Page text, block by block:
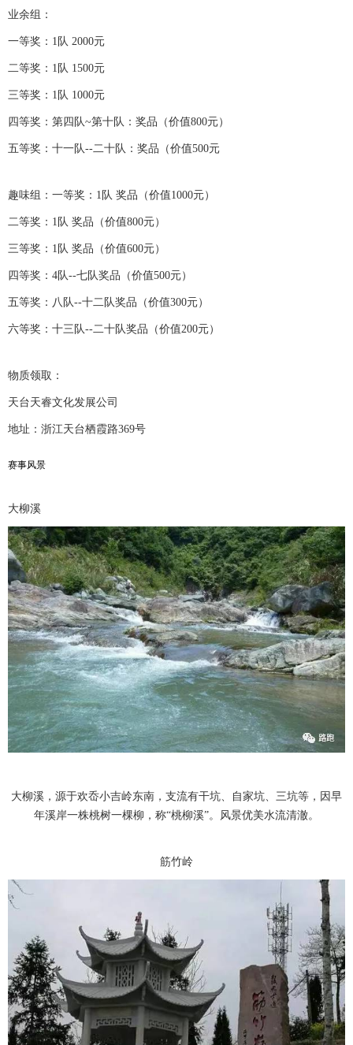
业余组：
一等奖：1队 2000元
二等奖：1队 1500元
三等奖：1队 1000元
四等奖：第四队~第十队：奖品（价值800元）
五等奖：十一队--二十队：奖品（价值500元
趣味组：一等奖：1队 奖品（价值1000元）
二等奖：1队 奖品（价值800元）
三等奖：1队 奖品（价值600元）
四等奖：4队--七队奖品（价值500元）
五等奖：八队--十二队奖品（价值300元）
六等奖：十三队--二十队奖品（价值200元）
物质领取：
天台天睿文化发展公司
地址：浙江天台栖霞路369号
赛事风景
大柳溪
大柳溪，源于欢岙小吉岭东南，支流有干坑、自家坑、三坑等，因早
年溪岸一株桃树一棵柳，称“桃柳溪”。风景优美水流清澈。
筋竹岭